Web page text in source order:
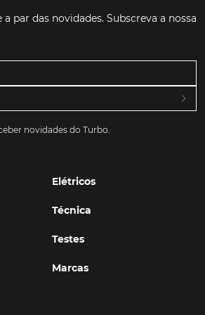
par das novidades. Subscreva a nossa
novidades do Turbo.
Elétricos
Técnica
Testes
Marcas